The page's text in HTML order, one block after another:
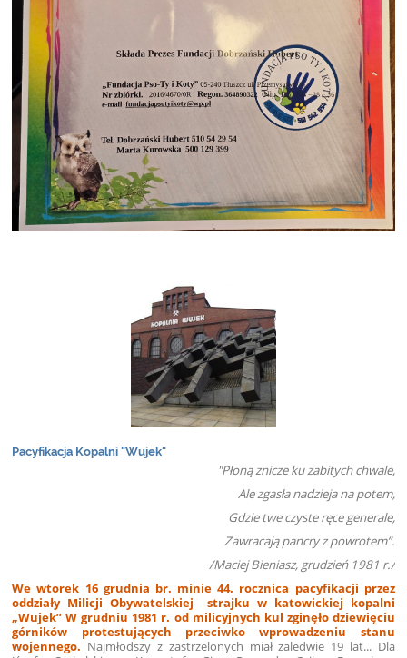
Pacyfikacja Kopalni "Wujek"
"Płoną znicze ku zabitych chwale,
Ale zgasła nadzieja na potem,
Gdzie twe czyste ręce generale,
Zawracają pancry z powrotem”.
/Maciej Bieniasz, grudzień 1981 r./
We wtorek 16 grudnia br. minie 44. rocznica pacyfikacji przez
oddziały Milicji Obywatelskiej strajku w katowickiej kopalni
„Wujek” W grudniu 1981 r. od milicyjnych kul zginęło dziewięciu
górników protestujących przeciwko wprowadzeniu stanu
wojennego. Najmłodszy z zastrzelonych miał zaledwie 19 lat... Dla